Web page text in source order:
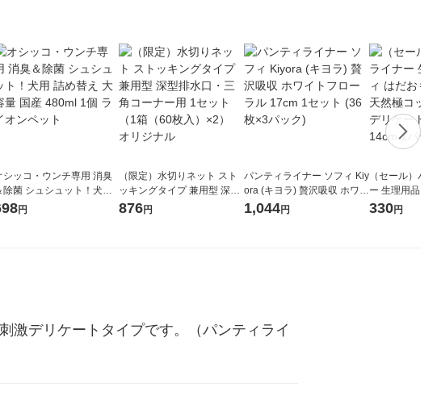
シッコ・ウンチ専用 消臭
除菌 シュシュット！犬用
め替え 大容量 国産 480ml
円
（限定）水切りネット スト
ッキングタイプ 兼用型 深型
排水口・三角コーナー用 1セ
876円
パンティライナー ソフィ Kiy
ora (キヨラ) 贅沢吸収 ホワイ
トフローラル 17cm 1セット
1,044円
（セール）パ
ー 生理用品 ソ
いライナー 天
330円
激デリケートタイプです。（パンティライ